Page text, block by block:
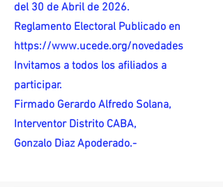
del 30 de Abril de 2026.
Reglamento Electoral Publicado en
https://www.ucede.org/novedades
Invitamos a todos los afiliados a
participar.
Firmado Gerardo Alfredo Solana,
Interventor Distrito CABA,
Gonzalo Diaz Apoderado.-